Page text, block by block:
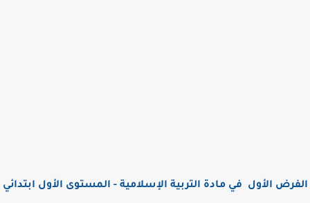
الفرض الأول في مادة التربية الإسلامية - المستوى الأول ابتدائي